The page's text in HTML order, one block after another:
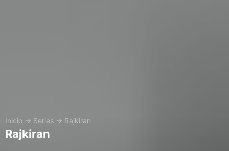
Inicio → Series → Rajkiran
Rajkiran